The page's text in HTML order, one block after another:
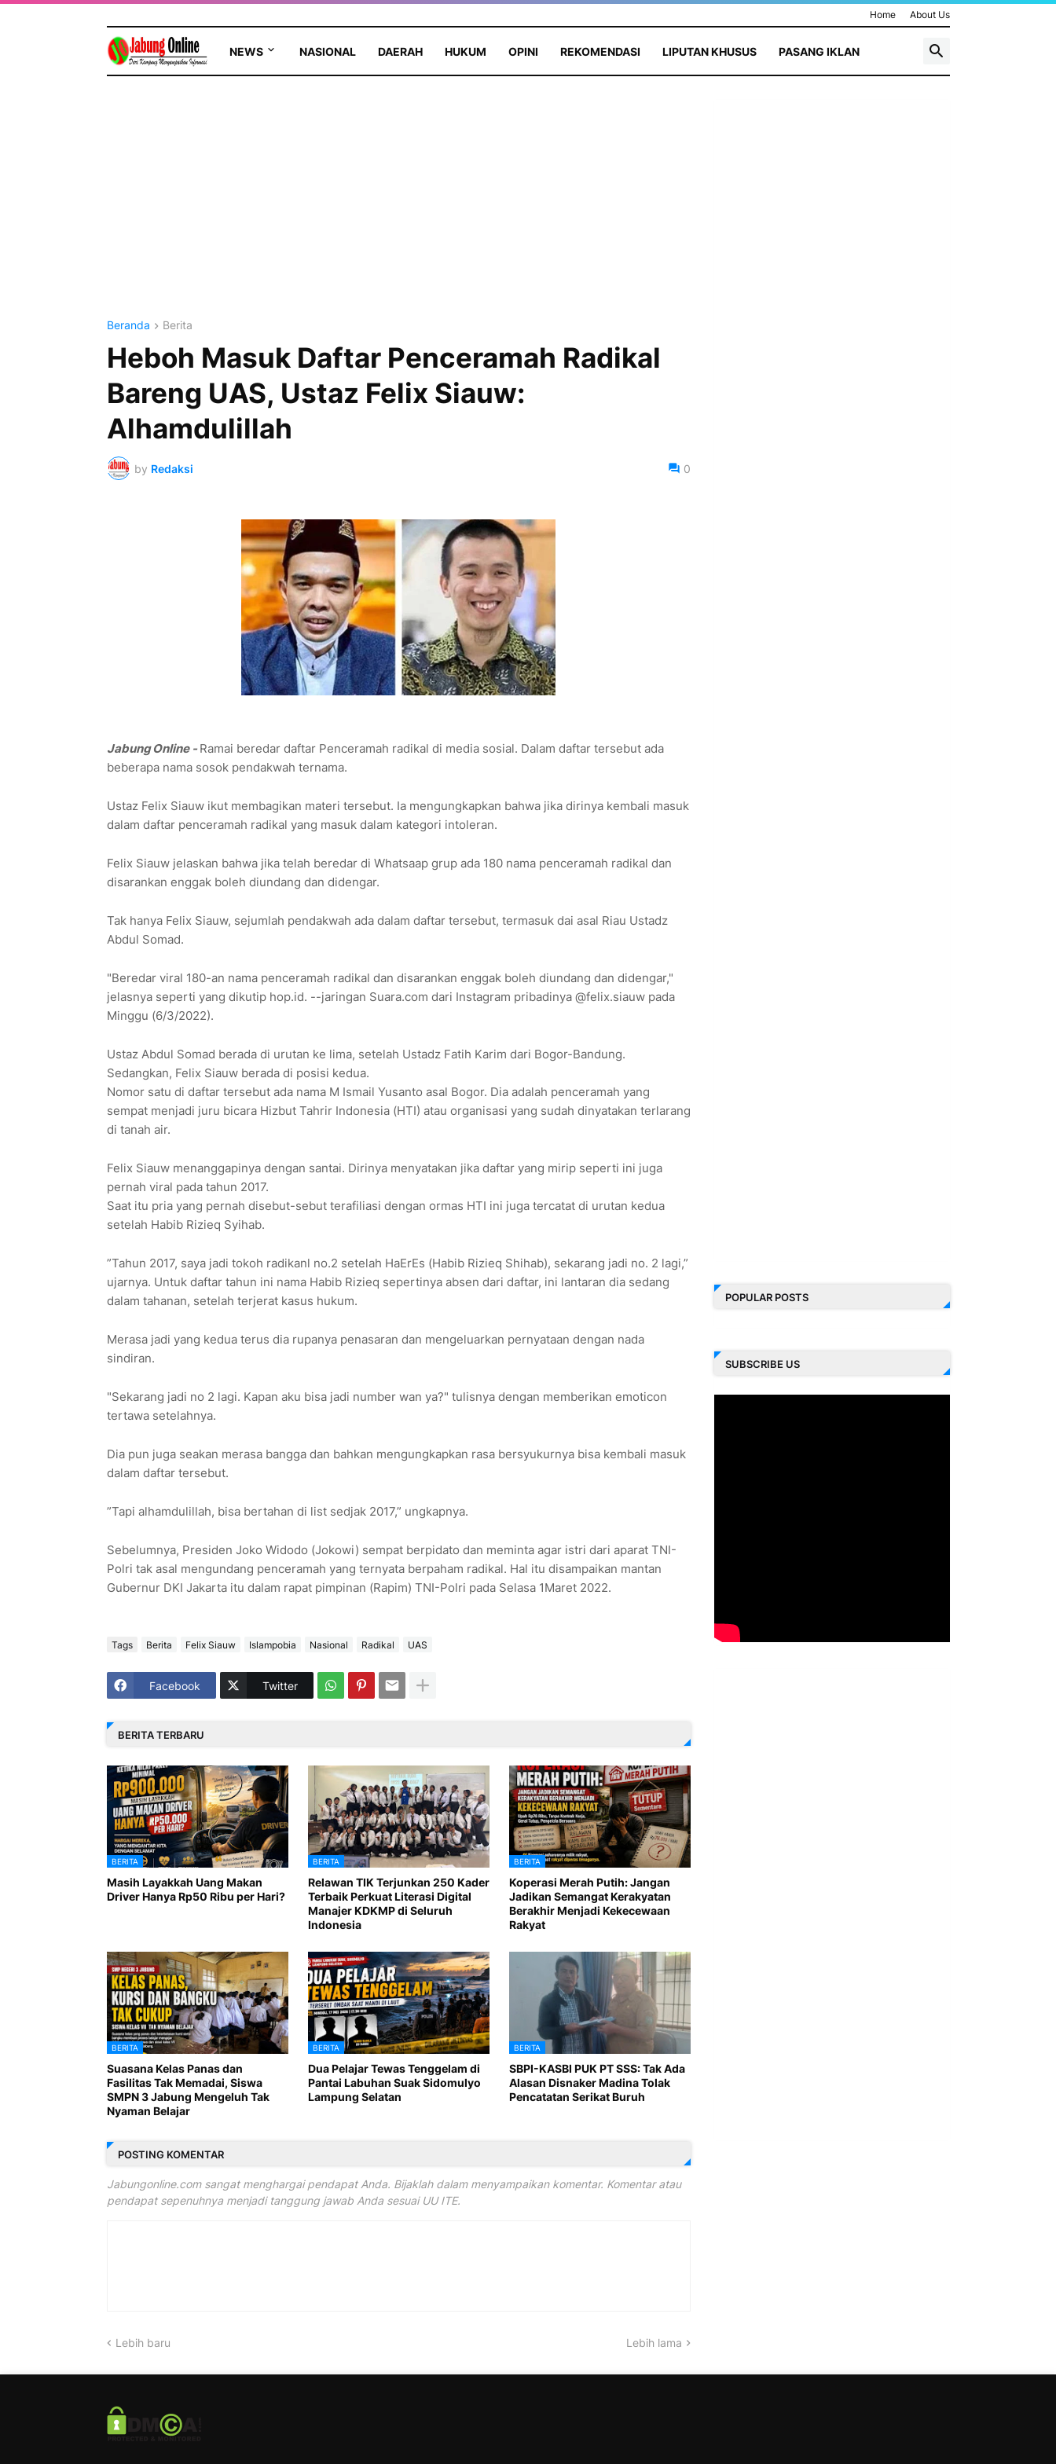
Home About Us
NEWS NASIONAL DAERAH HUKUM OPINI REKOMENDASI LIPUTAN KHUSUS PASANG IKLAN
Beranda Berita
Heboh Masuk Daftar Penceramah Radikal
Bareng UAS, Ustaz Felix Siauw:
Alhamdulillah
by Redaksi 0
Jabung Online - Ramai beredar daftar Penceramah radikal di media sosial. Dalam daftar tersebut ada
beberapa nama sosok pendakwah ternama.
Ustaz Felix Siauw ikut membagikan materi tersebut. Ia mengungkapkan bahwa jika dirinya kembali masuk
dalam daftar penceramah radikal yang masuk dalam kategori intoleran.
Felix Siauw jelaskan bahwa jika telah beredar di Whatsaap grup ada 180 nama penceramah radikal dan
disarankan enggak boleh diundang dan didengar.
Tak hanya Felix Siauw, sejumlah pendakwah ada dalam daftar tersebut, termasuk dai asal Riau Ustadz
Abdul Somad.
"Beredar viral 180-an nama penceramah radikal dan disarankan enggak boleh diundang dan didengar,"
jelasnya seperti yang dikutip hop.id. --jaringan Suara.com dari Instagram pribadinya @felix.siauw pada
Minggu (6/3/2022).
Ustaz Abdul Somad berada di urutan ke lima, setelah Ustadz Fatih Karim dari Bogor-Bandung.
Sedangkan, Felix Siauw berada di posisi kedua.
Nomor satu di daftar tersebut ada nama M Ismail Yusanto asal Bogor. Dia adalah penceramah yang
sempat menjadi juru bicara Hizbut Tahrir Indonesia (HTI) atau organisasi yang sudah dinyatakan terlarang
di tanah air.
Felix Siauw menanggapinya dengan santai. Dirinya menyatakan jika daftar yang mirip seperti ini juga
pernah viral pada tahun 2017.
Saat itu pria yang pernah disebut-sebut terafiliasi dengan ormas HTI ini juga tercatat di urutan kedua
setelah Habib Rizieq Syihab.
”Tahun 2017, saya jadi tokoh radikanl no.2 setelah HaErEs (Habib Rizieq Shihab), sekarang jadi no. 2 lagi,”
ujarnya. Untuk daftar tahun ini nama Habib Rizieq sepertinya absen dari daftar, ini lantaran dia sedang
dalam tahanan, setelah terjerat kasus hukum.
Merasa jadi yang kedua terus dia rupanya penasaran dan mengeluarkan pernyataan dengan nada
sindiran.
"Sekarang jadi no 2 lagi. Kapan aku bisa jadi number wan ya?" tulisnya dengan memberikan emoticon
tertawa setelahnya.
Dia pun juga seakan merasa bangga dan bahkan mengungkapkan rasa bersyukurnya bisa kembali masuk
dalam daftar tersebut.
”Tapi alhamdulillah, bisa bertahan di list sedjak 2017,” ungkapnya.
Sebelumnya, Presiden Joko Widodo (Jokowi) sempat berpidato dan meminta agar istri dari aparat TNI-
Polri tak asal mengundang penceramah yang ternyata berpaham radikal. Hal itu disampaikan mantan
Gubernur DKI Jakarta itu dalam rapat pimpinan (Rapim) TNI-Polri pada Selasa 1Maret 2022.
Tags Berita Felix Siauw Islampobia Nasional Radikal UAS
Facebook Twitter
BERITA TERBARU
BERITA
Masih Layakkah Uang Makan
Driver Hanya Rp50 Ribu per Hari?
BERITA
Relawan TIK Terjunkan 250 Kader
Terbaik Perkuat Literasi Digital
Manajer KDKMP di Seluruh
Indonesia
BERITA
Koperasi Merah Putih: Jangan
Jadikan Semangat Kerakyatan
Berakhir Menjadi Kekecewaan
Rakyat
BERITA
Suasana Kelas Panas dan
Fasilitas Tak Memadai, Siswa
SMPN 3 Jabung Mengeluh Tak
Nyaman Belajar
BERITA
Dua Pelajar Tewas Tenggelam di
Pantai Labuhan Suak Sidomulyo
Lampung Selatan
BERITA
SBPI-KASBI PUK PT SSS: Tak Ada
Alasan Disnaker Madina Tolak
Pencatatan Serikat Buruh
POSTING KOMENTAR
Jabungonline.com sangat menghargai pendapat Anda. Bijaklah dalam menyampaikan komentar. Komentar atau
pendapat sepenuhnya menjadi tanggung jawab Anda sesuai UU ITE.
Lebih baru Lebih lama
POPULAR POSTS
SUBSCRIBE US